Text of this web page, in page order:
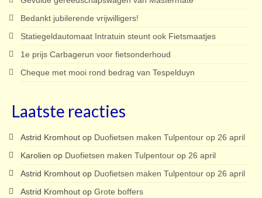
Bedankt jubilerende vrijwilligers!
Statiegeldautomaat Intratuin steunt ook Fietsmaatjes
1e prijs Carbagerun voor fietsonderhoud
Cheque met mooi rond bedrag van Tespelduyn
Laatste reacties
Astrid Kromhout op Duofietsen maken Tulpentour op 26 april
Karolien op Duofietsen maken Tulpentour op 26 april
Astrid Kromhout op Duofietsen maken Tulpentour op 26 april
Astrid Kromhout op Grote boffers